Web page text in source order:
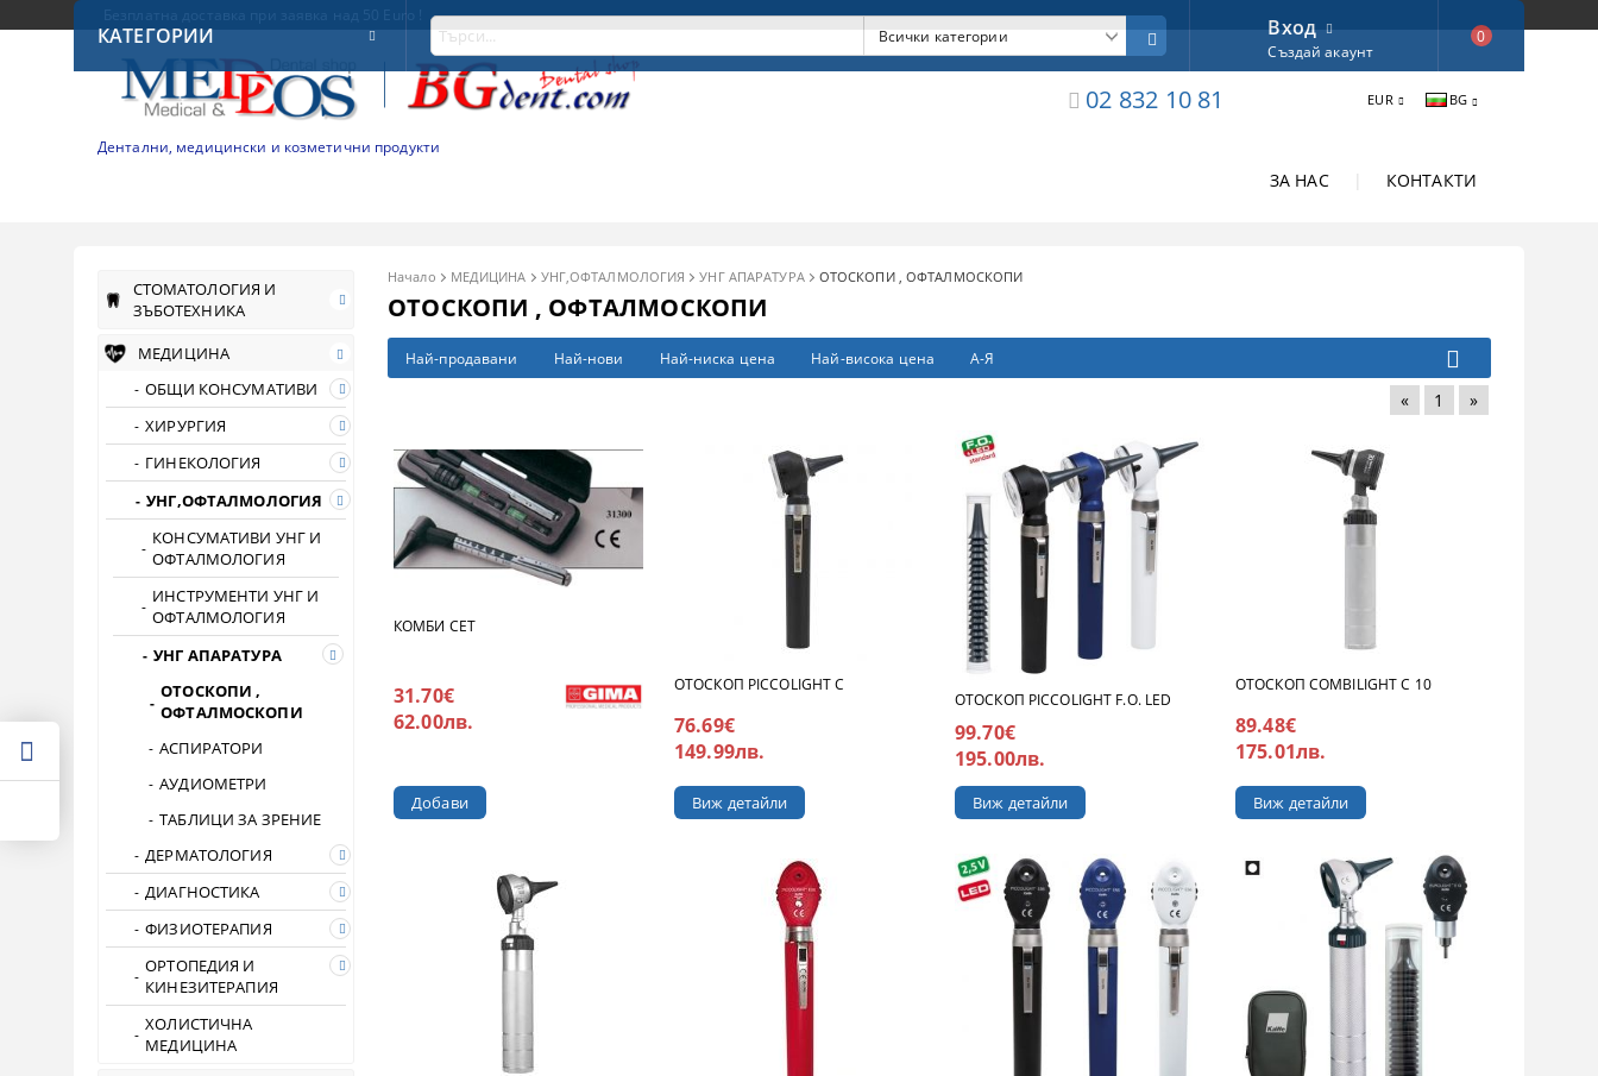
Дентални, медицински и козметични продукти
02 832 10 81 EUR BG
ЗА НАС КОНТАКТИ
КАТЕГОРИИ Вход
Създай акаунт
0
СТОМАТОЛОГИЯ И
ЗЪБОТЕХНИКА
МЕДИЦИНА
ОБЩИ КОНСУМАТИВИ
ХИРУРГИЯ
ГИНЕКОЛОГИЯ
УНГ,ОФТАЛМОЛОГИЯ
КОНСУМАТИВИ УНГ И
ОФТАЛМОЛОГИЯ
ИНСТРУМЕНТИ УНГ И
ОФТАЛМОЛОГИЯ
УНГ АПАРАТУРА
ОТОСКОПИ ,
ОФТАЛМОСКОПИ
АСПИРАТОРИ
АУДИОМЕТРИ
ТАБЛИЦИ ЗА ЗРЕНИЕ
ДЕРМАТОЛОГИЯ
ДИАГНОСТИКА
ФИЗИОТЕРАПИЯ
ОРТОПЕДИЯ И
КИНЕЗИТЕРАПИЯ
ХОЛИСТИЧНА
МЕДИЦИНА
Начало МЕДИЦИНА УНГ,ОФТАЛМОЛОГИЯ УНГ АПАРАТУРА ОТОСКОПИ , ОФТАЛМОСКОПИ
ОТОСКОПИ , ОФТАЛМОСКОПИ
Най-продавани Най-нови Най-ниска цена Най-висока цена А-Я
« 1 »
КОМБИ СЕТ
31.70€
62.00лв.
ОТОСКОП PICCOLIGHT C
76.69€
149.99лв.
Виж детайли
ОТОСКОП PICCOLIGHT F.O. LED
99.70€
195.00лв.
Виж детайли
ОТОСКОП COMBILIGHT C 10
89.48€
175.01лв.
Виж детайли